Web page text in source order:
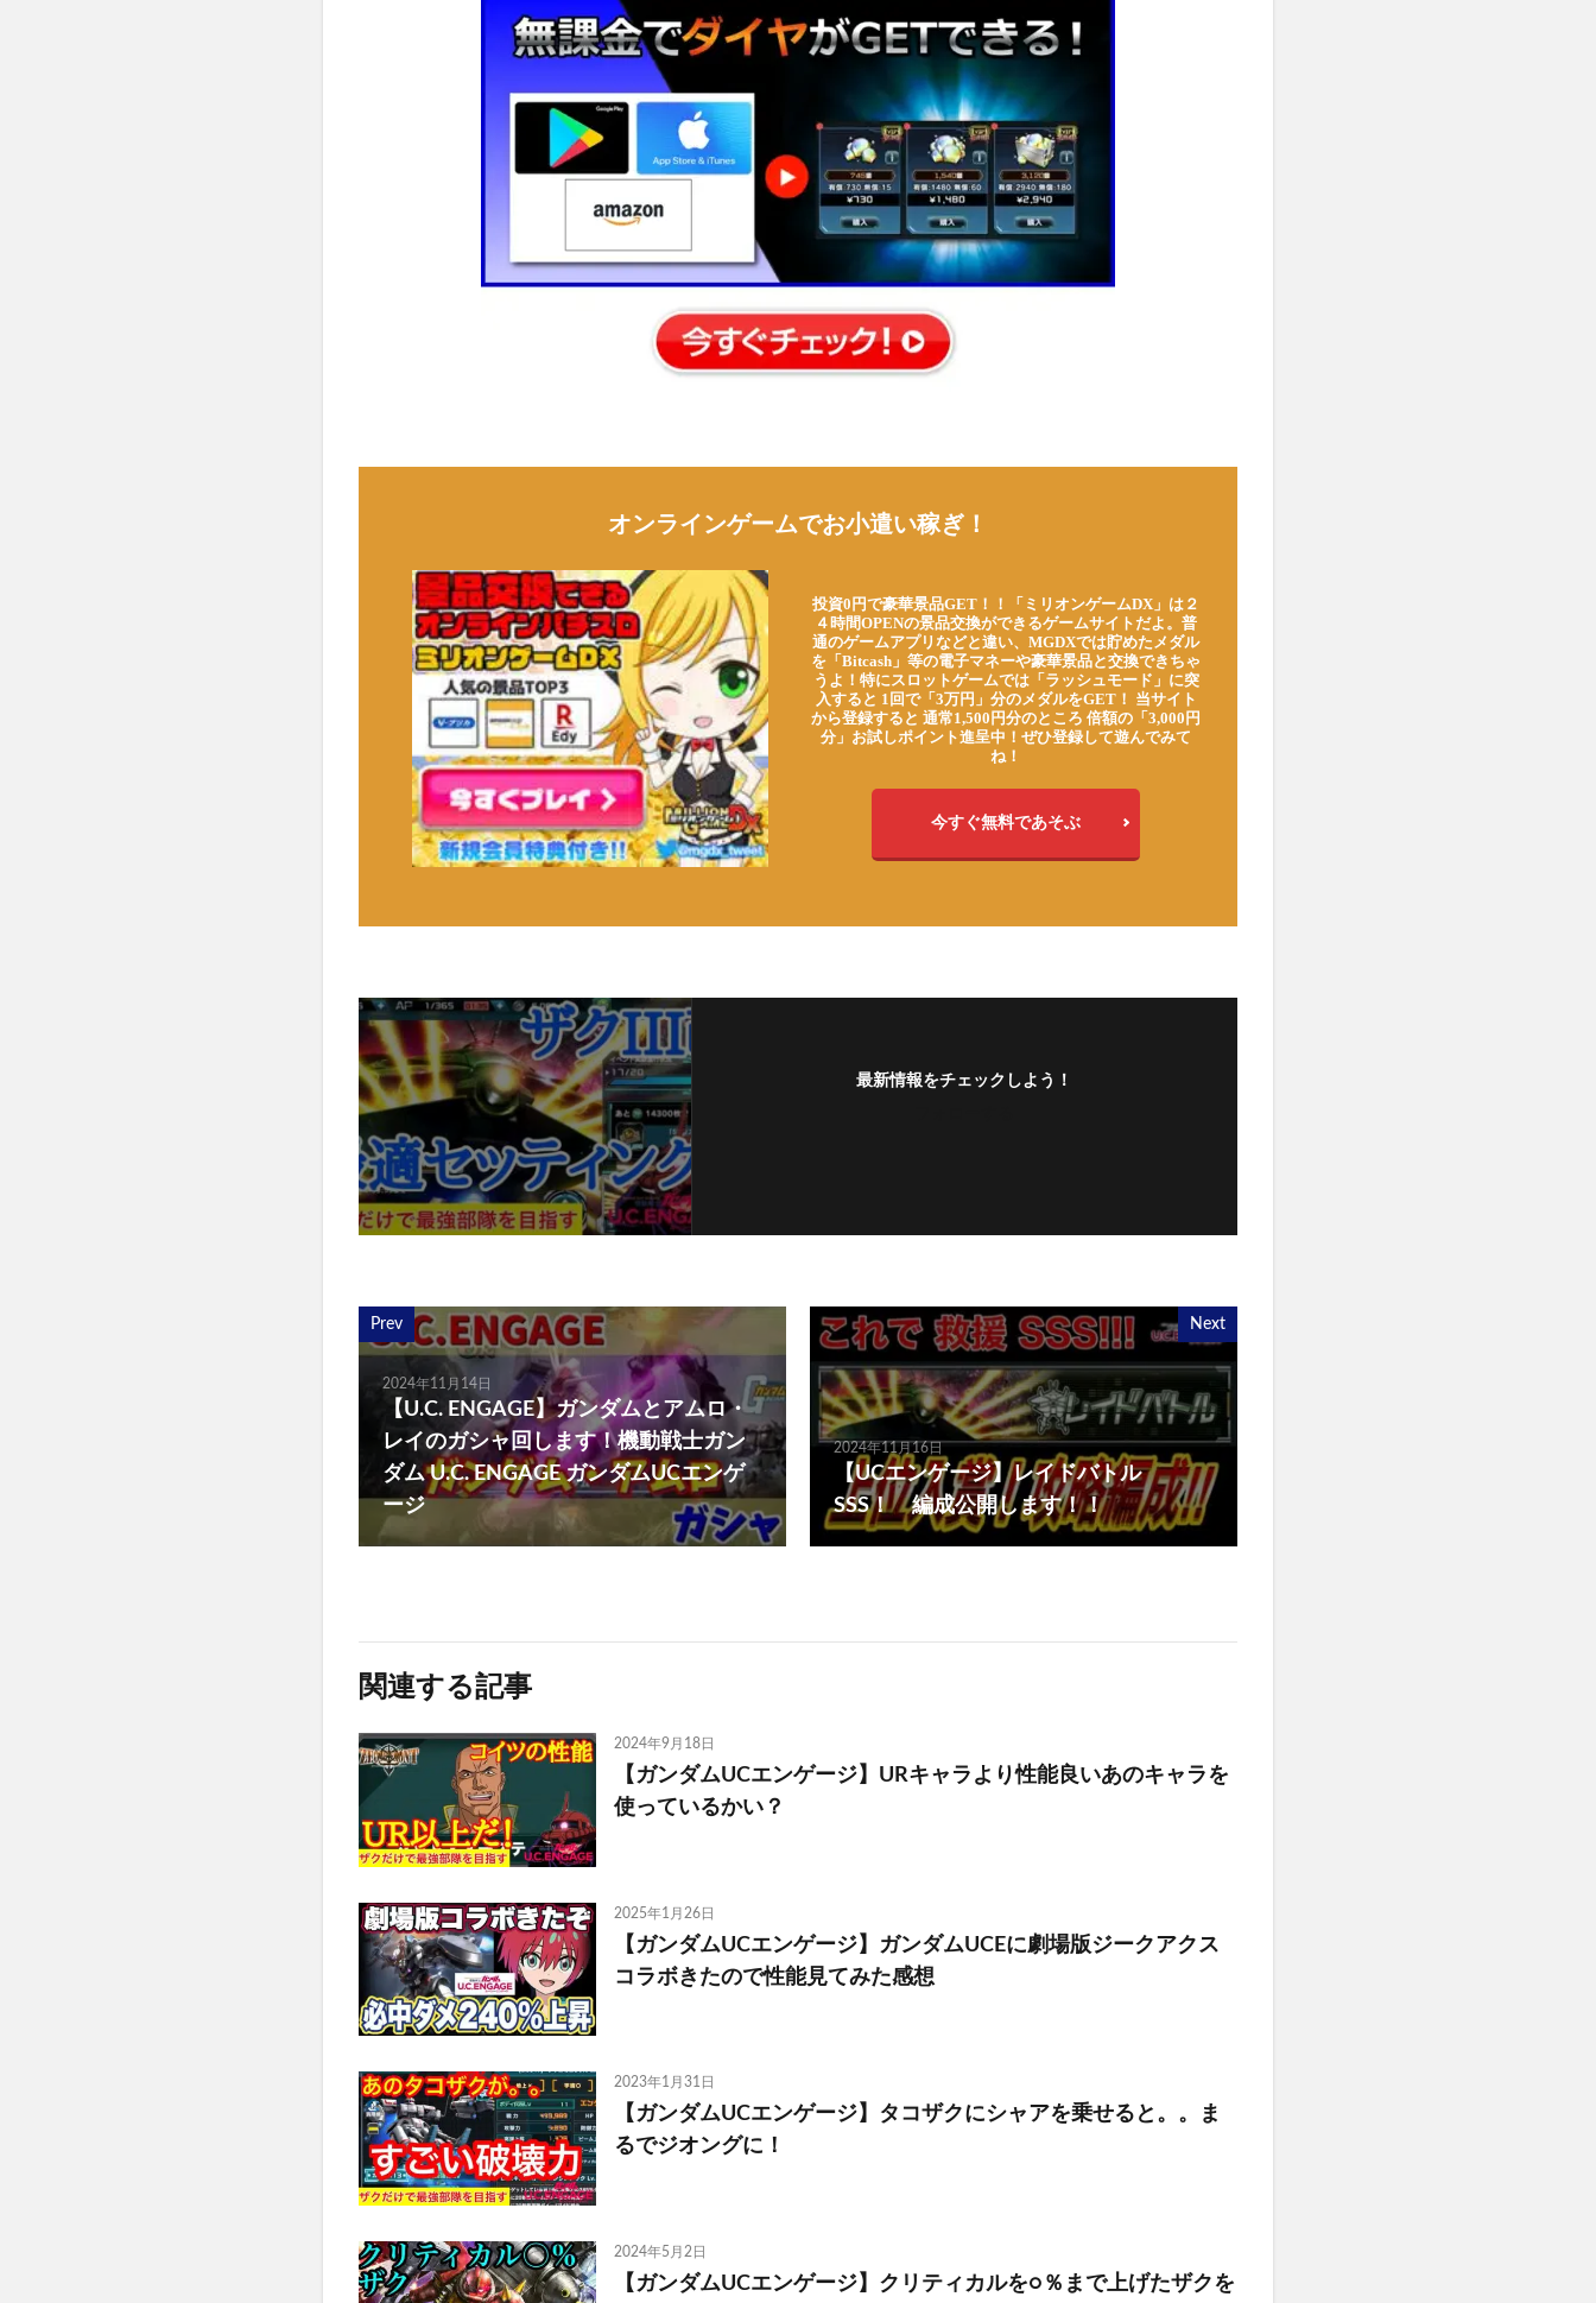
オンラインゲームでお小遣い稼ぎ！
投資0円で豪華景品GET！！「ミリオンゲームDX」は２
４時間OPENの景品交換ができるゲームサイトだよ。普
通のゲームアプリなどと違い、MGDXでは貯めたメダル
を「Bitcash」等の電子マネーや豪華景品と交換できちゃ
うよ！特にスロットゲームでは「ラッシュモード」に突
入すると 1回で「3万円」分のメダルをGET！ 当サイト
から登録すると 通常1,500円分のところ 倍額の「3,000円
分」お試しポイント進呈中！ぜひ登録して遊んでみて
ね！
今すぐ無料であそぶ
最新情報をチェックしよう！
Prev
2024年11月14日
【U.C. ENGAGE】ガンダムとアムロ・
レイのガシャ回します！機動戦士ガン
ダム U.C. ENGAGE ガンダムUCエンゲ
ージ
Next
2024年11月16日
【UCエンゲージ】レイドバトル
SSS！ 編成公開します！！
関連する記事
2024年9月18日
【ガンダムUCエンゲージ】URキャラより性能良いあのキャラを
使っているかい？
2025年1月26日
【ガンダムUCエンゲージ】ガンダムUCEに劇場版ジークアクス
コラボきたので性能見てみた感想
2023年1月31日
【ガンダムUCエンゲージ】タコザクにシャアを乗せると。。ま
るでジオングに！
2024年5月2日
【ガンダムUCエンゲージ】クリティカルを○％まで上げたザクを